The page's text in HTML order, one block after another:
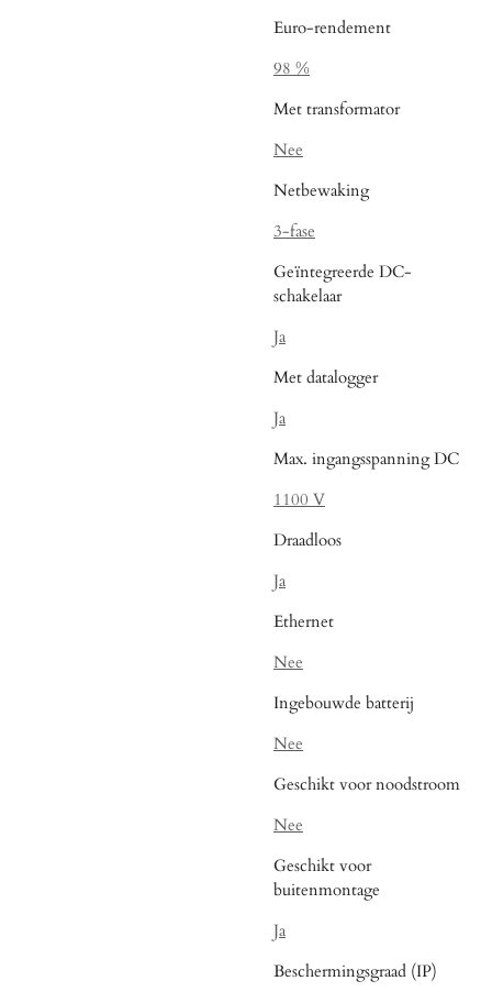
Euro-rendement
98 %
Met transformator
Nee
Netbewaking
3-fase
Geïntegreerde DC-
schakelaar
Ja
Met datalogger
Ja
Max. ingangsspanning DC
1100 V
Draadloos
Ja
Ethernet
Nee
Ingebouwde batterij
Nee
Geschikt voor noodstroom
Nee
Geschikt voor
buitenmontage
Ja
Beschermingsgraad (IP)